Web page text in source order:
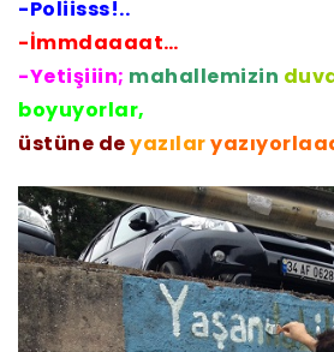
-Poliisss!..
-İmmdaaaat…
-Yetişiiin; mahallemizin
boyuyorlar,
üstüne deyazılar